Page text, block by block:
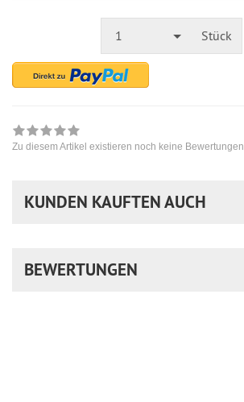
1 Stück
Zu diesem Artikel existieren noch keine Bewertungen
KUNDEN KAUFTEN AUCH
BEWERTUNGEN